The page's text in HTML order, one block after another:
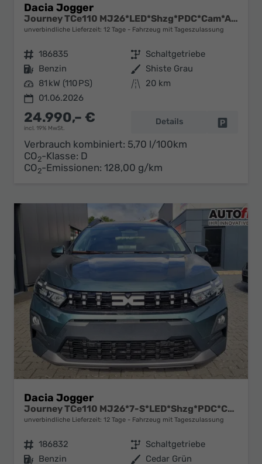
Dacia Jogger
Journey TCe110 MJ26*LED*Shzg*PDC*Cam*ACA*16"
unverbindliche Lieferzeit: 12 Tage Fahrzeug mit Tageszulassung
Fahrzeugnr. 186835 Getriebe Schaltgetriebe
Kraftstoff Benzin Außenfarbe Shiste Grau
Leistung 81 kW (110 PS) Kilometerstand
20 km
01.06.2026
24.990,– €
incl. 19% MwSt.
Details
Verbrauch kombiniert: 5,70 l/100km
CO2-Klasse: D
CO2-Emissionen: 128,00 g/km
Dacia Jogger
Journey TCe110 MJ26*7-S*LED*Shzg*PDC*Cam*ACA*16"
unverbindliche Lieferzeit: 12 Tage Fahrzeug mit Tageszulassung
Fahrzeugnr. 186832 Getriebe Schaltgetriebe
Kraftstoff Benzin Außenfarbe Cedar Grün